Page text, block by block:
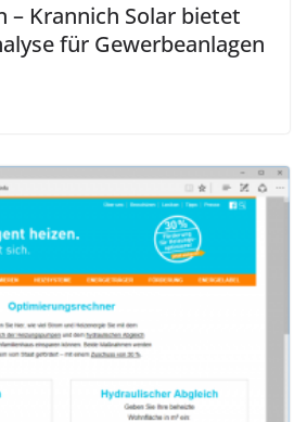
– Krannich Solar bietet
für Gewerbeanlagen